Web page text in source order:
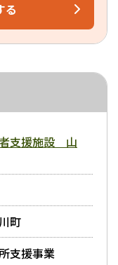
る
支援施設 山
町
支援事業